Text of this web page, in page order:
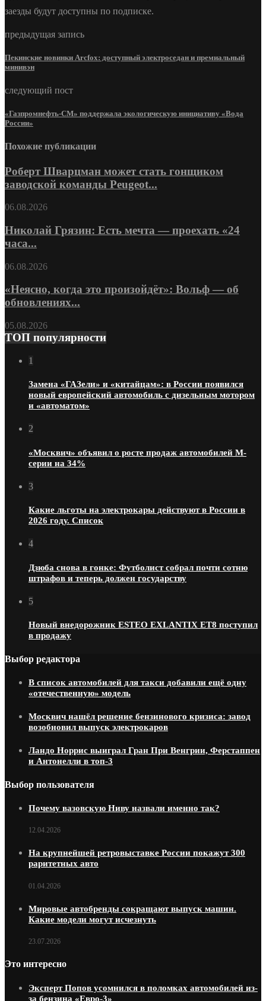
заезды будут доступны по подписке.
предыдущая запись
Пекинские новинки Arcfox: доступный электроседан и премиальный
минивэн
следующий пост
«Газпромнефть-СМ» поддержала экологическую инициативу «Вода
России»
Похожие публикации
Роберт Шварцман может стать гонщиком
заводской команды Peugeot...
06.08.2026
Николай Грязин: Есть мечта — проехать «24
часа...
06.08.2026
«Неясно, когда это произойдёт»: Вольф — об
обновлениях...
05.08.2026
ТОП популярности
1
Замена «ГАЗели» и «китайцам»: в России появился
новый европейский автомобиль с дизельным мотором
и «автоматом»
2
«Москвич» объявил о росте продаж автомобилей М-
серии на 34%
3
Какие льготы на электрокары действуют в России в
2026 году. Список
4
Дзюба снова в гонке: Футболист собрал почти сотню
штрафов и теперь должен государству
5
Новый внедорожник ESTEO EXLANTIX ET8 поступил
в продажу
Выбор редактора
В список автомобилей для такси добавили ещё одну
«отечественную» модель
Москвич нашёл решение бензинового кризиса: завод
возобновил выпуск электрокаров
Ландо Норрис выиграл Гран При Венгрии, Ферстаппен
и Антонелли в топ-3
Выбор пользователя
Почему вазовскую Ниву назвали именно так?
12.04.2026
На крупнейшей ретровыставке России покажут 300
раритетных авто
01.04.2026
Мировые автобренды сокращают выпуск машин.
Какие модели могут исчезнуть
23.07.2026
Это интересно
Эксперт Попов усомнился в поломках автомобилей из-
за бензина «Евро-3»